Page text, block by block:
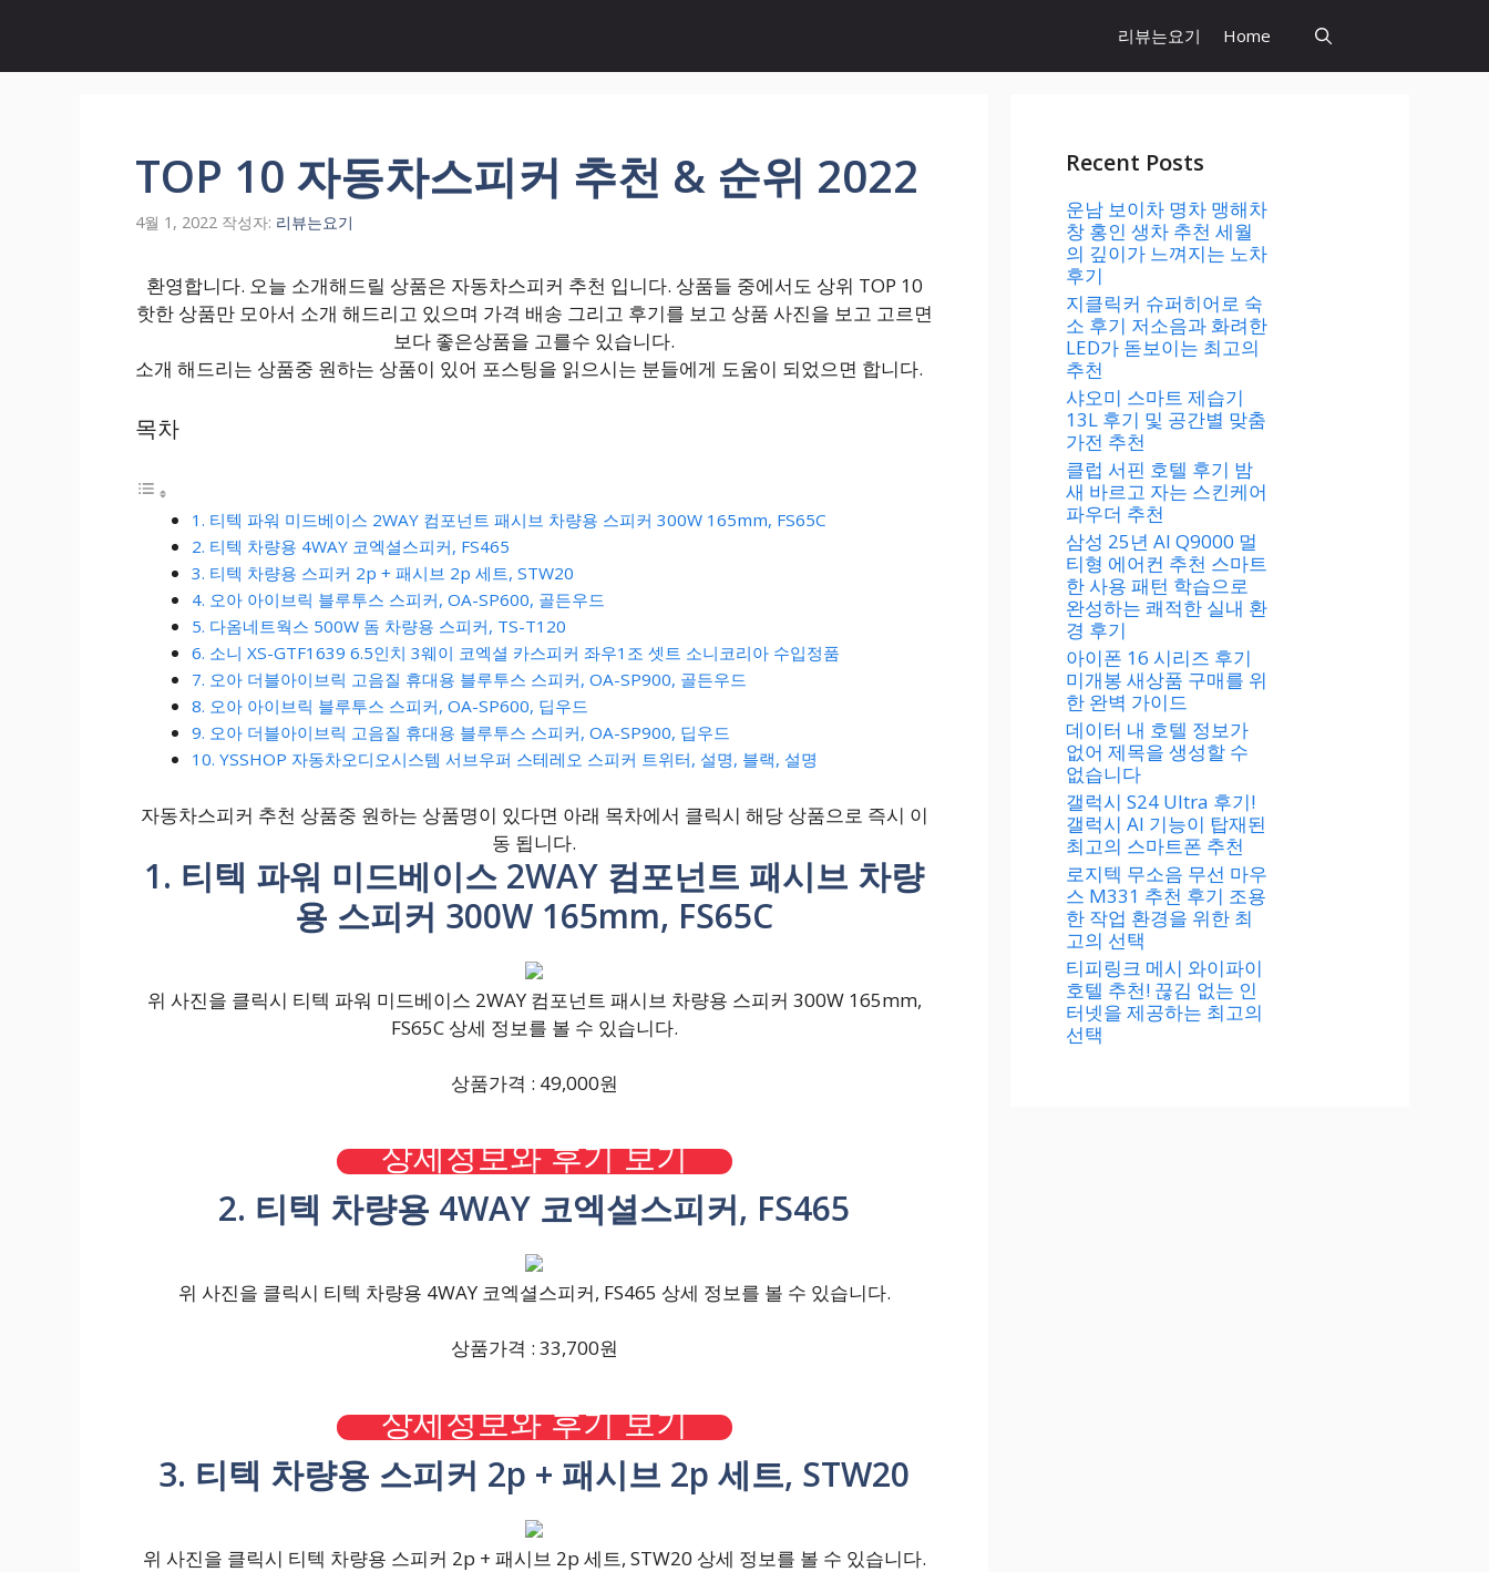
츠
리뷰는요기 Home
TOP 10 자동차스피커 추천 & 순위 2022
4월 1, 2022 작성자: 리뷰는요기
환영합니다. 오늘 소개해드릴 상품은 자동차스피커 추천 입니다. 상품들 중에서도 상위 TOP 10
핫한 상품만 모아서 소개 해드리고 있으며 가격 배송 그리고 후기를 보고 상품 사진을 보고 고르면
보다 좋은상품을 고를수 있습니다.
소개 해드리는 상품중 원하는 상품이 있어 포스팅을 읽으시는 분들에게 도움이 되었으면 합니다.
목차
1. 티텍 파워 미드베이스 2WAY 컴포넌트 패시브 차량용 스피커 300W 165mm, FS65C
2. 티텍 차량용 4WAY 코엑셜스피커, FS465
3. 티텍 차량용 스피커 2p + 패시브 2p 세트, STW20
4. 오아 아이브릭 블루투스 스피커, OA-SP600, 골든우드
5. 다옴네트웍스 500W 돔 차량용 스피커, TS-T120
6. 소니 XS-GTF1639 6.5인치 3웨이 코엑셜 카스피커 좌우1조 셋트 소니코리아 수입정품
7. 오아 더블아이브릭 고음질 휴대용 블루투스 스피커, OA-SP900, 골든우드
8. 오아 아이브릭 블루투스 스피커, OA-SP600, 딥우드
9. 오아 더블아이브릭 고음질 휴대용 블루투스 스피커, OA-SP900, 딥우드
10. YSSHOP 자동차오디오시스템 서브우퍼 스테레오 스피커 트위터, 설명, 블랙, 설명
자동차스피커 추천 상품중 원하는 상품명이 있다면 아래 목차에서 클릭시 해당 상품으로 즉시 이
동 됩니다.
1. 티텍 파워 미드베이스 2WAY 컴포넌트 패시브 차량
용 스피커 300W 165mm, FS65C
위 사진을 클릭시 티텍 파워 미드베이스 2WAY 컴포넌트 패시브 차량용 스피커 300W 165mm,
FS65C 상세 정보를 볼 수 있습니다.
상품가격 : 49,000원
상세정보와 후기 보기
2. 티텍 차량용 4WAY 코엑셜스피커, FS465
위 사진을 클릭시 티텍 차량용 4WAY 코엑셜스피커, FS465 상세 정보를 볼 수 있습니다.
상품가격 : 33,700원
상세정보와 후기 보기
3. 티텍 차량용 스피커 2p + 패시브 2p 세트, STW20
위 사진을 클릭시 티텍 차량용 스피커 2p + 패시브 2p 세트, STW20 상세 정보를 볼 수 있습니다.
Recent Posts
운남 보이차 명차 맹해차
창 홍인 생차 추천 세월
의 깊이가 느껴지는 노차
후기
지클릭커 슈퍼히어로 숙
소 후기 저소음과 화려한
LED가 돋보이는 최고의
추천
샤오미 스마트 제습기
13L 후기 및 공간별 맞춤
가전 추천
클럽 서핀 호텔 후기 밤
새 바르고 자는 스킨케어
파우더 추천
삼성 25년 AI Q9000 멀
티형 에어컨 추천 스마트
한 사용 패턴 학습으로
완성하는 쾌적한 실내 환
경 후기
아이폰 16 시리즈 후기
미개봉 새상품 구매를 위
한 완벽 가이드
데이터 내 호텔 정보가
없어 제목을 생성할 수
없습니다
갤럭시 S24 Ultra 후기!
갤럭시 AI 기능이 탑재된
최고의 스마트폰 추천
로지텍 무소음 무선 마우
스 M331 추천 후기 조용
한 작업 환경을 위한 최
고의 선택
티피링크 메시 와이파이
호텔 추천! 끊김 없는 인
터넷을 제공하는 최고의
선택